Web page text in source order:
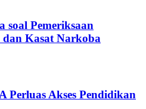
soal Pemeriksaan
dan Kasat Narkoba
Perluas Akses Pendidikan